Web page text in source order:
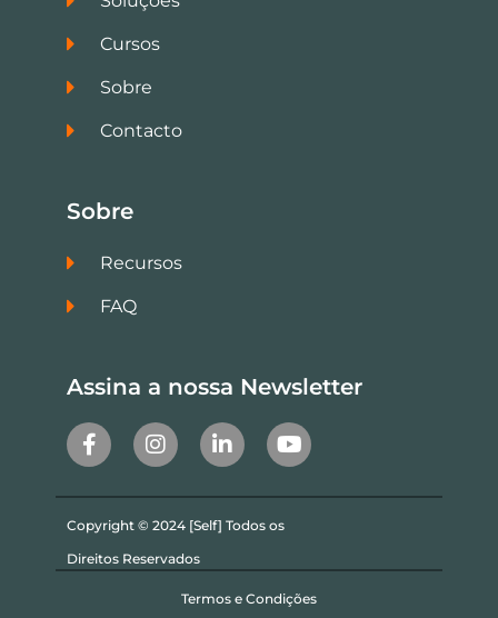
Cursos
Sobre
Contacto
Sobre
Recursos
FAQ
Assina a nossa Newsletter
Copyright © 2024 [Self] Todos os
Direitos Reservados
Termos e Condições